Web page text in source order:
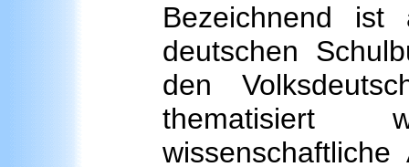
Bezeichnend
deutschen
den
thematisiert